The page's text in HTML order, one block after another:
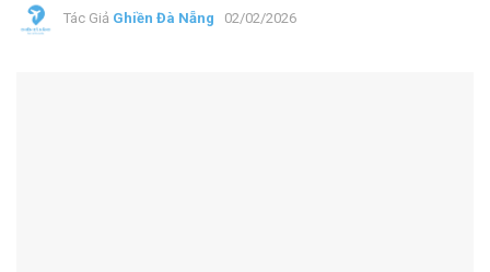
Tác Giả Ghiền Đà Nẵng 02/02/2026